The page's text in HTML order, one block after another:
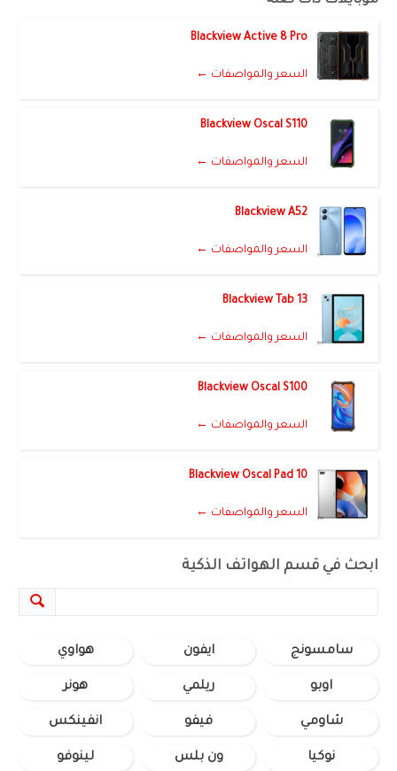
Blackview Active 8 Pro
السعر والمواصفات ←
Blackview Oscal S110
السعر والمواصفات ←
Blackview A52
السعر والمواصفات ←
Blackview Tab 13
السعر والمواصفات ←
Blackview Oscal S100
السعر والمواصفات ←
Blackview Oscal Pad 10
السعر والمواصفات ←
ابحث في قسم الهواتف الذكية
سامسونج ايفون هواوي
اوبو ريلمي هونر
شاومي فيفو انفينكس
نوكيا ون بلس لينوفو